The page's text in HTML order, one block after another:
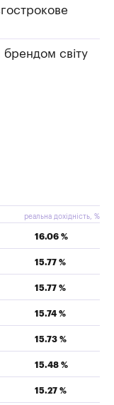
світу
реальна дохідність, %
16.06 %
15.77 %
15.77 %
15.74 %
15.73 %
15.48 %
15.27 %